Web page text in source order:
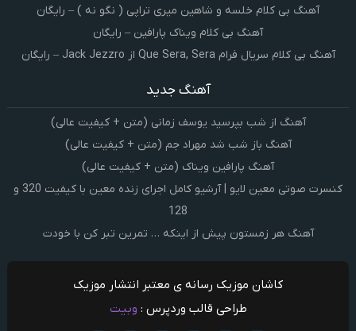
آهنگ بی کلام خلسه و شاهین میری تراپی ( نگو نه ) – رایگان
آهنگ بی کلام ویناک پارافین – رایگان
آهنگ بی کلام سریال فرام Que Sera, Sera از Jack Jezzro – رایگان
آهنگ جدید
آهنگ از شب بپرسید یوسف زمانی (متن + کیفیت عالی)
آهنگ باز شب شد مهراد جم (متن + کیفیت عالی)
آهنگ پارافین ویناک (متن + کیفیت عالی)
کنسرت صوتی معین لایو | آرشیو کامل اجرای زنده معین با کیفیت 320 و
128
آهنگ هر زمستون پیش از اینکه … تمرین تبر کن با خودت
کاشان موزیک رسانه ی معتبر انتشار موزیک
طراحی قالب وردپرس : وبیت